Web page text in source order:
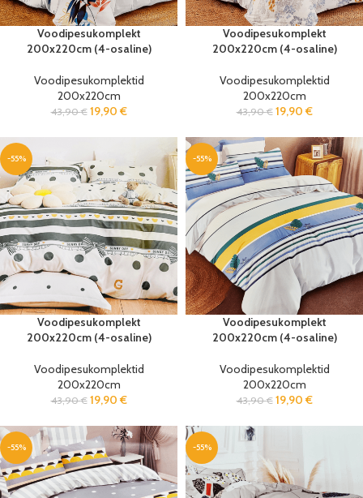
Voodipesukomplekt
200x220cm (4-osaline)
Voodipesukomplektid
200x220cm
43,90€ 19,90 €
Voodipesukomplekt
200x220cm (4-osaline)
Voodipesukomplektid
200x220cm
43,90€ 19,90 €
-55%
Voodipesukomplekt
200x220cm (4-osaline)
Voodipesukomplektid
200x220cm
43,90€ 19,90 €
-55%
Voodipesukomplekt
200x220cm (4-osaline)
Voodipesukomplektid
200x220cm
43,90€ 19,90 €
-55% -55%